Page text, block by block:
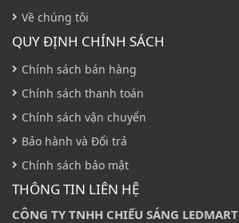
Về chúng tôi
QUY ĐỊNH CHÍNH SÁCH
Chính sách bán hàng
Chính sách thanh toán
Chính sách vận chuyển
Bảo hành và Đổi trả
Chính sách bảo mật
THÔNG TIN LIÊN HỆ
CÔNG TY TNHH CHIẾU SÁNG LEDMART